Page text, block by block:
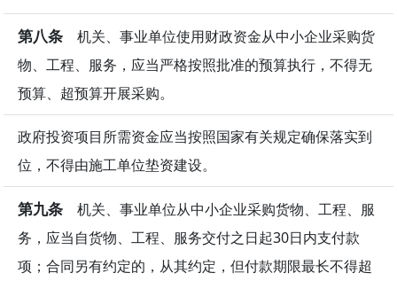
第八条 机关、事业单位使用财政资金从中小企业采购货
物、工程、服务，应当严格按照批准的预算执行，不得无
预算、超预算开展采购。
政府投资项目所需资金应当按照国家有关规定确保落实到
位，不得由施工单位垫资建设。
第九条 机关、事业单位从中小企业采购货物、工程、服
务，应当自货物、工程、服务交付之日起30日内支付款
项；合同另有约定的，从其约定，但付款期限最长不得超